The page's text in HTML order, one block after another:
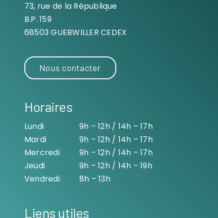
73, rue de la République
B.P. 159
68503 GUEBWILLER CEDEX
Nous contacter
Horaires
Lundi
9h – 12h / 14h – 17h
Mardi
9h – 12h / 14h – 17h
Mercredi
9h – 12h / 14h – 17h
Jeudi
9h – 12h / 14h – 19h
Vendredi
8h – 13h
Liens utiles